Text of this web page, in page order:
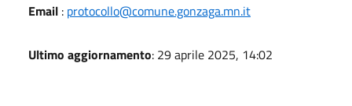
Email : protocollo@comune.gonzaga.mn.it
Ultimo aggiornamento: 29 aprile 2025, 14:02